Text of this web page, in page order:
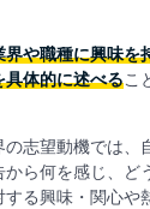
や職種に興味を
具体的に述べるこ
志望動機では、
ら何を感じ、ど
る興味・関心や